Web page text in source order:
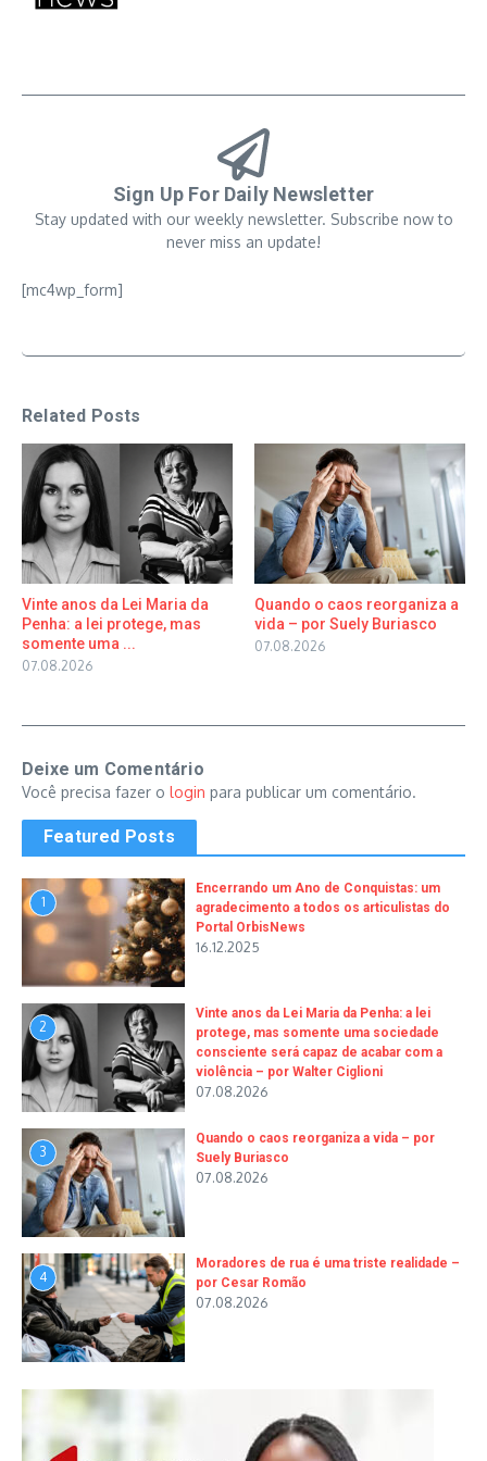
Sign Up For Daily Newsletter
Stay updated with our weekly newsletter. Subscribe now to
never miss an update!
[mc4wp_form]
Related Posts
Vinte anos da Lei Maria da
Penha: a lei protege, mas
somente uma ...
07.08.2026
Quando o caos reorganiza a
vida – por Suely Buriasco
07.08.2026
Deixe um Comentário
Você precisa fazer o login para publicar um comentário.
Featured Posts
1
Encerrando um Ano de Conquistas: um
agradecimento a todos os articulistas do
Portal OrbisNews
16.12.2025
2
Vinte anos da Lei Maria da Penha: a lei
protege, mas somente uma sociedade
consciente será capaz de acabar com a
violência – por Walter Ciglioni
07.08.2026
3
Quando o caos reorganiza a vida – por
Suely Buriasco
07.08.2026
4
Moradores de rua é uma triste realidade –
por Cesar Romão
07.08.2026